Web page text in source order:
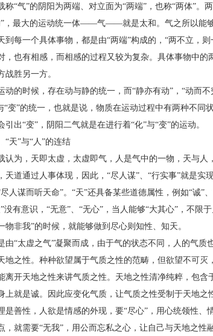
“气”的阴阳为两端、对立面为“两端”，也称“两体”。
”，最大的运动统一体——气——就是太和。气之所以能够
一个具体事物，都是由“两端”构成的，“两不立，则
，也有相感，而相感的过程又较为复杂。具体事物中的
战胜另一方。
的时候，存在动与静的统一，而“静亦有动”，“动而不
“变”的统一，也就是说，物质在运动过程中有两种不同
引出“变”，阴阳二气就是在进行着“化”与“变”的运动。
”与“人”的连结
为，天即太虚，太虚即气，人是气中的一物，天与人
天道通过人事体现，因此，“尽人谋”、“行实事”就是
人谋而听天命”。“天”还具备某些道德属性，例如“诚”、
有意识，“无意”、“无心”，当人能够“大其心”，不限
物非我”的时候，就能够做到尽心则知性、知天。
“太虚之气”凝聚而成，由于气的状态不同，人的气质
地之性。种种欲望属于气质之性的范畴，但欲望不可
离开天地之性来讲气质之性。天地之性清净纯粹，包
上就是诚。因此应变化气质，让气质之性受制于天地
是善性，人欲是情感的外现，要“尽心”，用心统领性、
，就需要“无我”，用公而忘私之心，让自己与天地之性